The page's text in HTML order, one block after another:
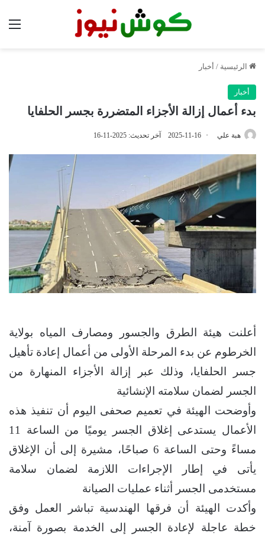
الرئيسية / أخبار
أخبار
بدء أعمال إزالة الأجزاء المتضررة بجسر الحلفايا
هبة علي 2025-11-16 آخر تحديث: 2025-11-16
أعلنت هيئة الطرق والجسور ومصارف المياه بولاية
الخرطوم عن بدء المرحلة الأولى من أعمال إعادة تأهيل
جسر الحلفايا، وذلك عبر إزالة الأجزاء المنهارة من
الجسر لضمان سلامته الإنشائية
وأوضحت الهيئة في تعميم صحفى اليوم أن تنفيذ هذه
الأعمال يستدعى إغلاق الجسر يوميًا من الساعة 11
مساءً وحتى الساعة 6 صباحًا، مشيرة إلى أن الإغلاق
يأتى في إطار الإجراءات اللازمة لضمان سلامة
مستخدمى الجسر أثناء عمليات الصيانة
وأكدت الهيئة أن فرقها الهندسية تباشر العمل وفق
خطة عاجلة لإعادة الجسر إلى الخدمة بصورة آمنة،